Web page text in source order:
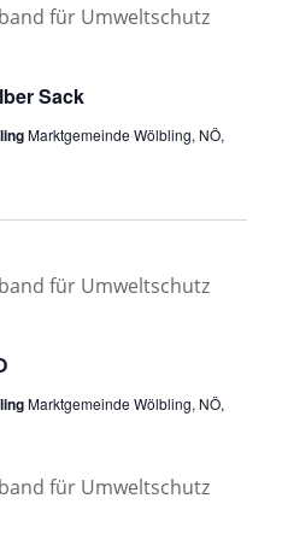
Sack
Marktgemeinde Wölbling, NÖ,
Marktgemeinde Wölbling, NÖ,